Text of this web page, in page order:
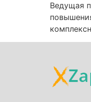
Ведущая